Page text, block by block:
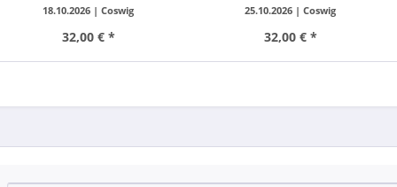
18.10.2026 |Coswig
32,00 € *
25.10.2026 |Coswig
32,00 € *